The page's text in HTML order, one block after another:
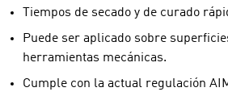
Tiempos de secado y de curado
Puede ser aplicado sobre
herramientas mecánicas.
Cumple con la actual regulación